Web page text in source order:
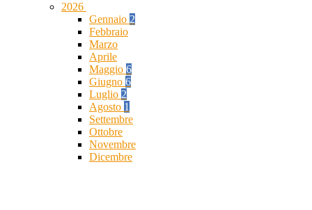
2026
Gennaio 2
Febbraio
Marzo
Aprile
Maggio 6
Giugno 6
Luglio 2
Agosto 1
Settembre
Ottobre
Novembre
Dicembre